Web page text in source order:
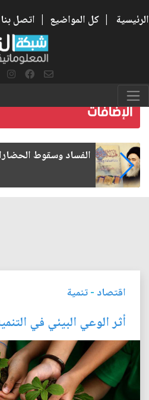
الرئيسية | كل المواضيع | اتصل بنا
رواتب الموظفين على
اقتصاد -تنمية
أثر الوعي البيئي في